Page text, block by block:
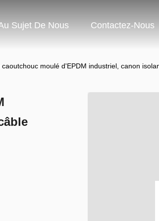
Sujet De Nous Contactez-Nous
moulé d'EPDM industriel, canon